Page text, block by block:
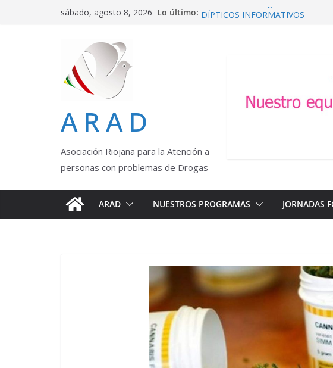
sábado, agosto 8, 2026 Lo último: Unidad de Patología Dual
ARAD
Asociación Riojana para la Atención a
personas con problemas de Drogas
ARAD NUESTROS PROGRAMAS JORNADAS